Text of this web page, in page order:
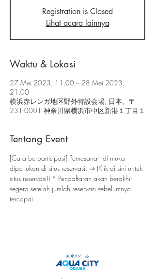
Registration is Closed
Lihat acara lainnya
Waktu & Lokasi
27 Mei 2023, 11.00 – 28 Mei 2023,
21.00
横浜赤レンガ地区野外特設会場, 日本、〒
231-0001 神奈川県横浜市中区新港１丁目１
Tentang Event
[Cara berpartisipasi] Pemesanan di muka
diperlukan di situs reservasi. ⇒ (Klik di sini untuk
situs reservasi!) * Pendaftaran akan berakhir
segera setelah jumlah reservasi sebelumnya
tercapai.